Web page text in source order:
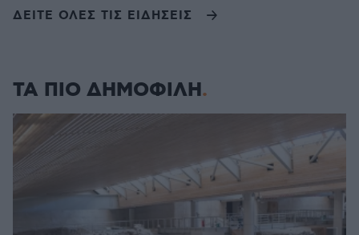
ΔΕΙΤΕ ΟΛΕΣ ΤΙΣ ΕΙΔΗΣΕΙΣ
ΤΑ ΠΙΟ ΔΗΜΟΦΙΛΗ